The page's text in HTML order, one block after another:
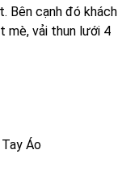
Bên cạnh đó khách
mè, vải thun lưới 4
Áo